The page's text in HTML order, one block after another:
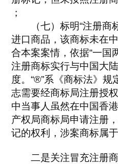
；
（七）标明“注册
进口商品，该商标未在
合本案案情，依据“一国
注册商标实行与中国大
度。“®”系《商标法》
志需要经商标局注册授
中当事人虽然在中国香
产权局商标局申请注册
记的权利，涉案商标属于
二是关注冒充注册